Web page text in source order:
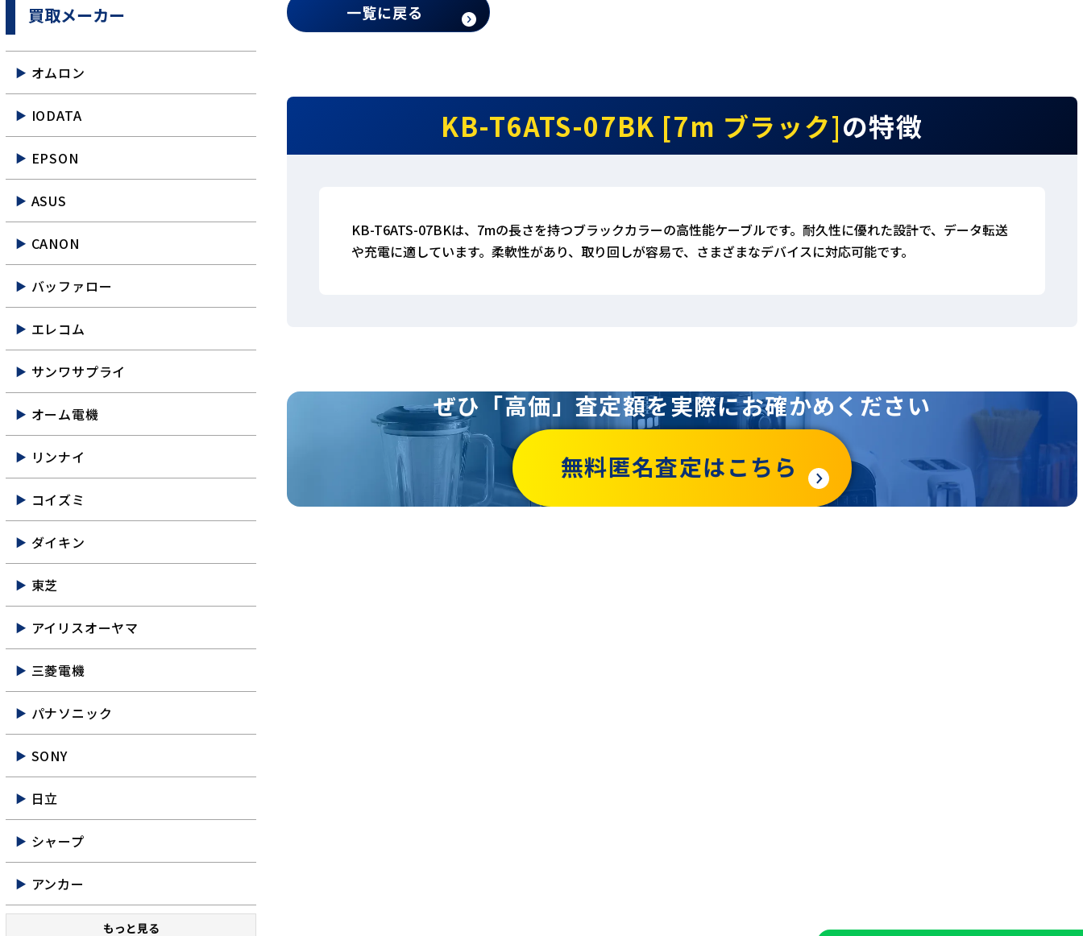
一覧に戻る
KB-T6ATS-07BK [7m ブラック]の特徴
KB-T6ATS-07BKは、7mの長さを持つブラックカラーの高性能ケーブルです。耐久性に優れた設計で、データ転送
や充電に適しています。柔軟性があり、取り回しが容易で、さまざまなデバイスに対応可能です。
ぜひ「高価」査定額を実際にお確かめください
無料匿名査定はこちら
買取メーカー
オムロン
IODATA
EPSON
ASUS
CANON
バッファロー
エレコム
サンワサプライ
オーム電機
リンナイ
コイズミ
ダイキン
東芝
アイリスオーヤマ
三菱電機
パナソニック
SONY
日立
シャープ
アンカー
もっと見る